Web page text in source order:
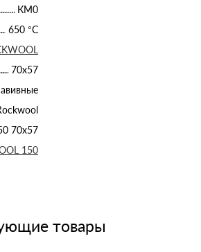
КМ0
650 °С
70х57
70х57
150
товары